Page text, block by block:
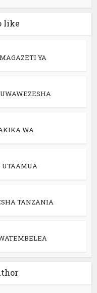
like
YA
WA
UTAAMUA
TANZANIA